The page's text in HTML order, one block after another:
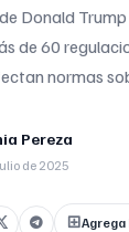
Donald
de 60
normas
y el cuidado en
[]
Pereza
de 2025
Agrega